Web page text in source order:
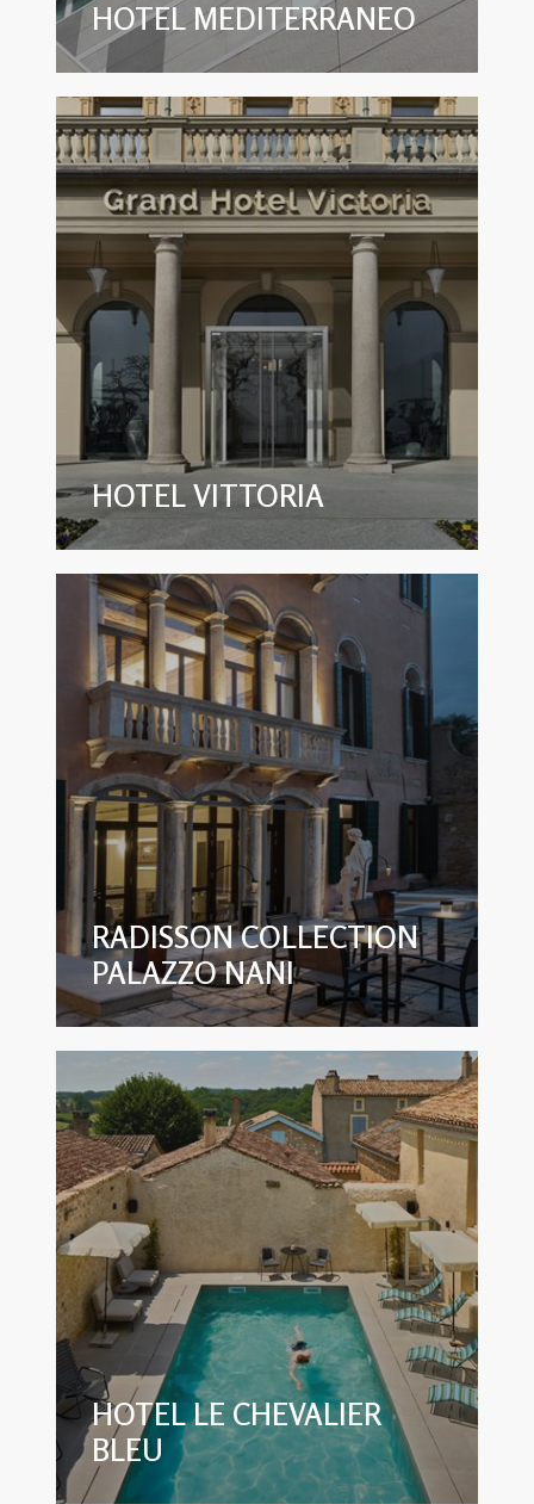
HOTEL MEDITERRANEO
HOTEL VITTORIA
RADISSON COLLECTION
PALAZZO NANI
HOTEL LE CHEVALIER
BLEU